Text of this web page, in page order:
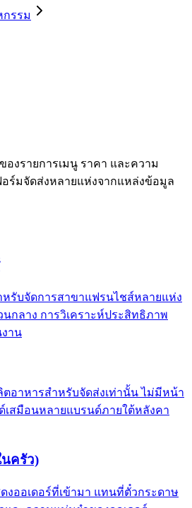
รรม
งรายการเมนู ราคา และความ
ร์มจัดส่งหลายแห่งจากแหล่งข้อมูล
รับจัดการสาขาแฟรนไชส์หลายแห่ง
กลาง การวิเคราะห์ประสิทธิภาพ
าน
อาหารสำหรับจัดส่งเท่านั้น ไม่มีหน้า
เสมือนหลายแบรนด์ภายใต้หลังคา
นครัว)
ออเดอร์ที่เข้ามา แทนที่ตั๋วกระดาษ